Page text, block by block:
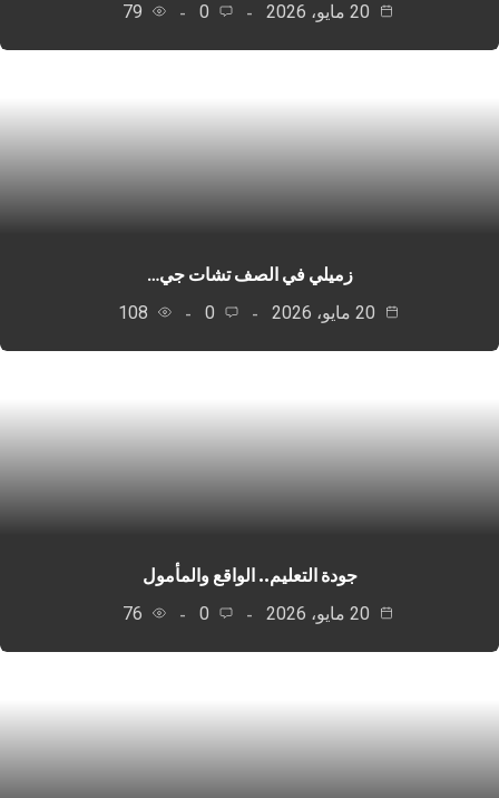
0
79
زميلي في الصف تشات جي…
0
108
جودة التعليم.. الواقع والمأمول
0
76